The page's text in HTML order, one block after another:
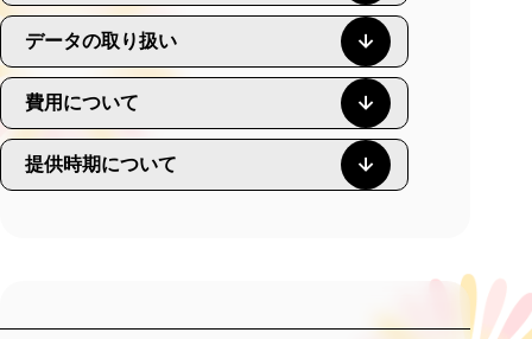
データの取り扱い
費用について
提供時期について